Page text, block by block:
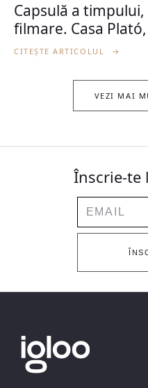
Capsulă a
filmare. Casa
CITEȘTE ARTICOLUL →
VEZI MAI
Înscrie-te
Email